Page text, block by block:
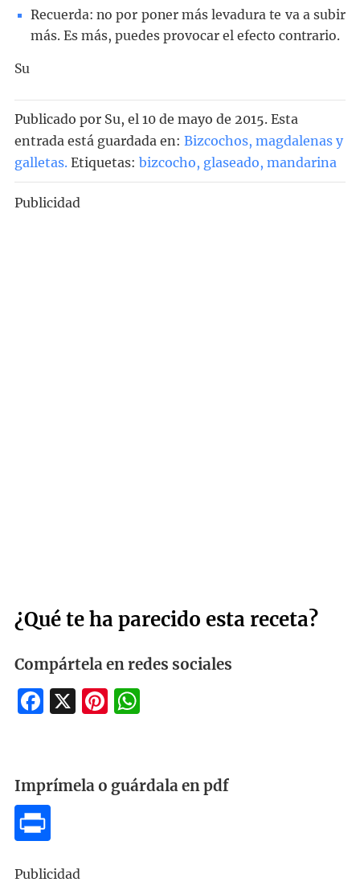
Recuerda: no por poner más levadura te va a subir
más. Es más, puedes provocar el efecto contrario.
Su
Publicado por Su, el 10 de mayo de 2015. Esta
entrada está guardada en: Bizcochos, magdalenas y
galletas. Etiquetas: bizcocho, glaseado, mandarina
Publicidad
¿Qué te ha parecido esta receta?
Compártela en redes sociales
Facebook
X Pinterest
WhatsApp
Imprímela o guárdala en pdf
Publicidad